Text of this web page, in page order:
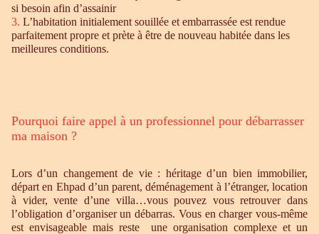
si besoin afin d’assainir
3. L’habitation initialement souillée et embarrassée est rendue
parfaitement propre et prète à être de nouveau habitée dans les
meilleures conditions.
Pourquoi faire appel à un professionnel pour débarrasser
ma maison ?
Lors d’un changement de vie : héritage d’un bien immobilier,
départ en Ehpad d’un parent, déménagement à l’étranger, location
à vider, vente d’une villa…vous pouvez vous retrouver dans
l’obligation d’organiser un débarras. Vous en charger vous-même
est envisageable mais reste une organisation complexe et un